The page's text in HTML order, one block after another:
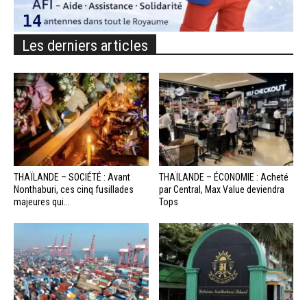
Les derniers articles
THAÏLANDE – SOCIÉTÉ : Avant
Nonthaburi, ces cinq fusillades
majeures qui...
THAÏLANDE – ÉCONOMIE : Acheté
par Central, Max Value deviendra
Tops